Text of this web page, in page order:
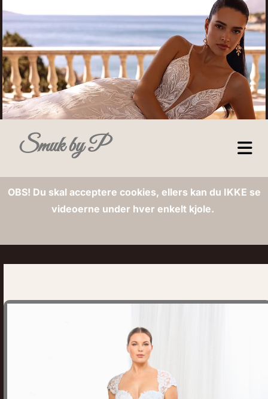
Smuk by P
OBS! Du skal acceptere cookies, ellers kan du IKKE se
videoerne under hver enkelt kjole.